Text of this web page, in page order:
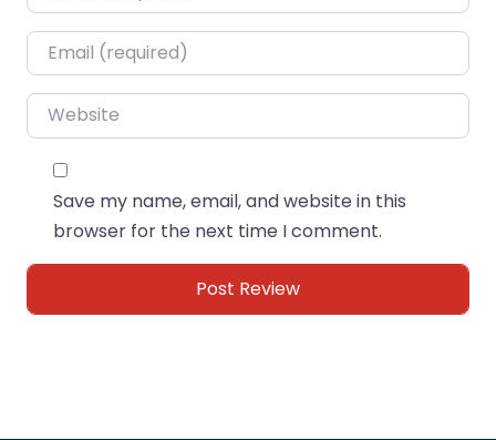
Email*
Website
Save my name, email, and website in this
browser for the next time I comment.